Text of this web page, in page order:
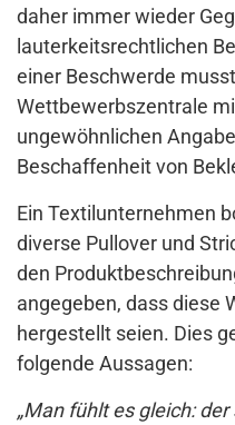
daher immer wieder
lauterkeitsrechtlichen
einer Beschwerde
Wettbewerbszentrale
ungewöhnlichen
Beschaffenheit von
Ein Textilunternehmen
diverse Pullover und
den
angegeben, dass diese
hergestellt seien. Dies
folgende Aussagen:
„Man fühlt es gleich: